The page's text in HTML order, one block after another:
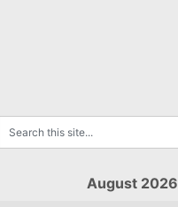
August 2026